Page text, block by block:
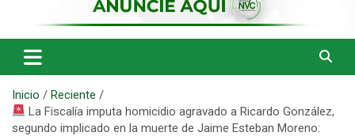
Inicio
Reciente
La Fiscalía imputa homicidio agravado a Ricardo González,
segundo implicado en la muerte de Jaime Esteban Moreno: